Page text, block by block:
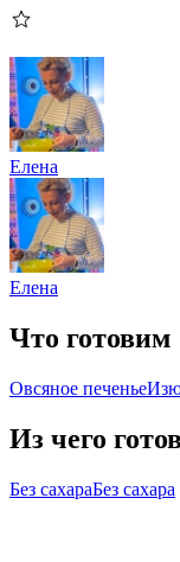
Елена
Елена
Что готовим
Овсяное печенье
Из чего
Без сахараБез сахара